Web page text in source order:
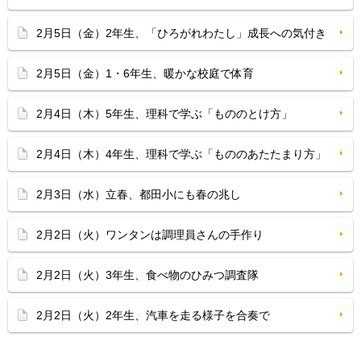
2月5日（金）2年生、「ひろがれわたし」成長への気付き
2月5日（金）1・6年生、暖かな校庭で体育
2月4日（木）5年生、理科で学ぶ「もののとけ方」
2月4日（木）4年生、理科で学ぶ「もののあたたまり方」
2月3日（水）立春、都田小にも春の兆し
2月2日（火）ワンタンは調理員さんの手作り
2月2日（火）3年生、食べ物のひみつ調査隊
2月2日（火）2年生、汽車を走る様子を合奏で